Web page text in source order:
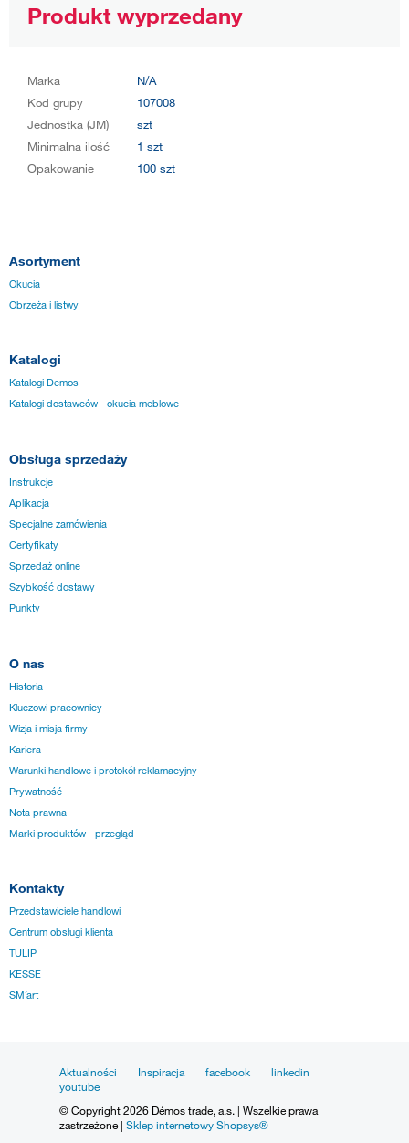
Produkt wyprzedany
Marka
N/A
Kod grupy
107008
Jednostka (JM)
szt
Minimalna ilość
1 szt
Opakowanie
100 szt
Asortyment
Okucia
Obrzeża i listwy
Katalogi
Katalogi Demos
Katalogi dostawców - okucia meblowe
Obsługa sprzedaży
Instrukcje
Aplikacja
Specjalne zamówienia
Certyfikaty
Sprzedaż online
Szybkość dostawy
Punkty
O nas
Historia
Kluczowi pracownicy
Wizja i misja firmy
Kariera
Warunki handlowe i protokół reklamacyjny
Prywatność
Nota prawna
Marki produktów - przegląd
Kontakty
Przedstawiciele handlowi
Centrum obsługi klienta
TULIP
KESSE
SM´art
Aktualności Inspiracja facebook
linkedin
youtube
© Copyright 2026 Démos trade, a.s. | Wszelkie prawa
zastrzeżone | Sklep internetowy Shopsys®